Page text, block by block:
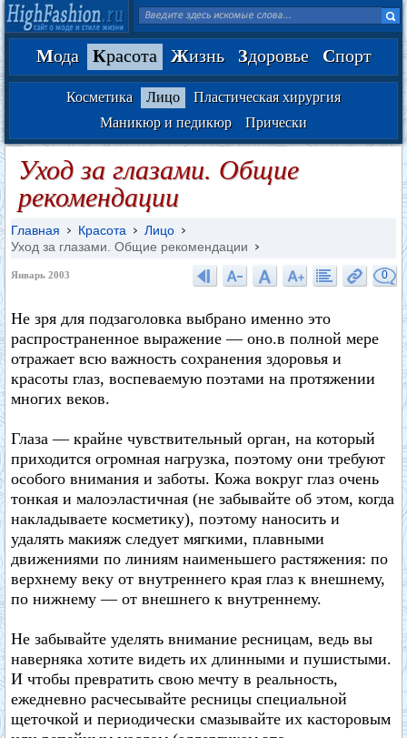
Мода Красота Жизнь Здоровье Спорт
Косметика Лицо
Пластическая хирургия
Маникюр и педикюр
Прически
Уход за глазами. Общие
рекомендации
Главная Красота
Лицо
Уход за глазами. Общие рекомендации
Январь 2003 0
Не зря для подзаголовка выбрано именно это
распространенное выражение — оно.в полной мере
отражает всю важность сохранения здоровья и
красоты глаз, воспеваемую поэтами на протяжении
многих веков.
Глаза — крайне чувствительный орган, на который
приходится огромная нагрузка, поэтому они требуют
особого внимания и заботы. Кожа вокруг глаз очень
тонкая и малоэластичная (не забывайте об этом, когда
накладываете косметику), поэтому наносить и
удалять макияж следует мягкими, плавными
движениями по линиям наименьшего растяжения: по
верхнему веку от внутреннего края глаз к внешнему,
по нижнему — от внешнего к внутреннему.
Не забывайте уделять внимание ресницам, ведь вы
наверняка хотите видеть их длинными и пушистыми.
И чтобы превратить свою мечту в реальность,
ежедневно расчесывайте ресницы специальной
щеточкой и периодически смазывайте их касторовым